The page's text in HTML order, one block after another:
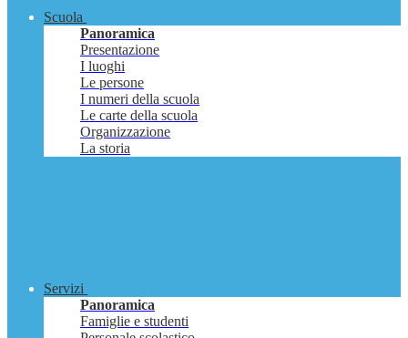
Scuola
Panoramica
Presentazione
I luoghi
Le persone
I numeri della scuola
Le carte della scuola
Organizzazione
La storia
Servizi
Panoramica
Famiglie e studenti